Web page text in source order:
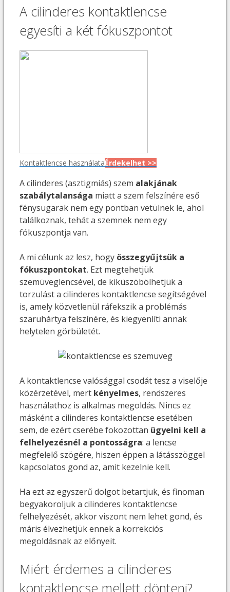
A cilinderes kontaktlencse
egyesíti a két fókuszpontot
Kontaktlencse használataÉrdekelhet >>
A cilinderes (asztigmiás) szem alakjának
szabálytalansága miatt a szem felszínére eső
fénysugarak nem egy pontban vetülnek le, ahol
találkoznak, tehát a szemnek nem egy
fókuszpontja van.
A mi célunk az lesz, hogy összegyűjtsük a
fókuszpontokat. Ezt megtehetjük
szemüveglencsével, de kiküszöbölhetjük a
torzulást a cilinderes kontaktlencse segítségével
is, amely közvetlenül ráfekszik a problémás
szaruhártya felszínére, és kiegyenlíti annak
helytelen görbületét.
A kontaktlencse valósággal csodát tesz a viselője
közérzetével, mert kényelmes, rendszeres
használathoz is alkalmas megoldás. Nincs ez
másként a cilinderes kontaktlencse esetében
sem, de ezért cserébe fokozottan ügyelni kell a
felhelyezésnél a pontosságra: a lencse
megfelelő szögére, hiszen éppen a látásszöggel
kapcsolatos gond az, amit kezelnie kell.
Ha ezt az egyszerű dolgot betartjuk, és finoman
begyakoroljuk a cilinderes kontaktlencse
felhelyezését, akkor viszont nem lehet gond, és
máris élvezhetjük ennek a korrekciós
megoldásnak az előnyeit.
Miért érdemes a cilinderes
kontaktlencse mellett dönteni?